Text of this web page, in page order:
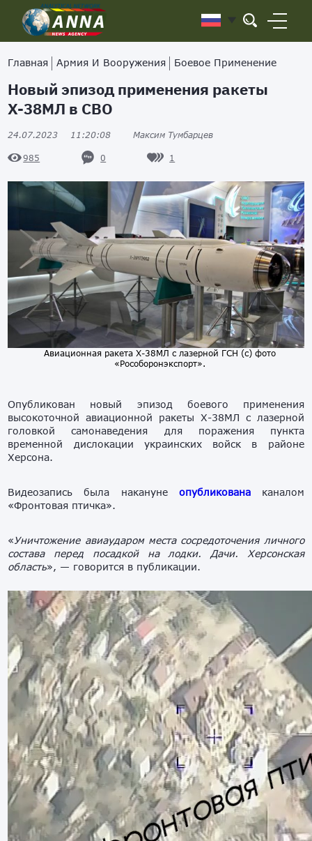
Главная Армия И Вооружения Боевое Применение
Новый эпизод применения ракеты
Х-38МЛ в СВО
24.07.2023 11:20:08 Максим Тумбарцев
985 0 1
Авиационная ракета Х-38МЛ с лазерной ГСН (с) фото
«Рособоронэкспорт».
Опубликован новый эпизод боевого применения
высокоточной авиационной ракеты Х-38МЛ с лазерной
головкой самонаведения для поражения пункта
временной дислокации украинских войск в районе
Херсона.
Видеозапись была накануне опубликованаканалом
«Фронтовая птичка».
«Уничтожение авиаударом места сосредоточения личного
состава перед посадкой на лодки. Дачи. Херсонская
область», — говорится в публикации.